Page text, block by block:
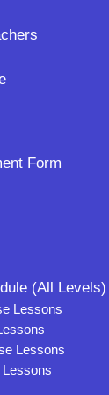
Form
(All Levels)
Lessons
Lessons